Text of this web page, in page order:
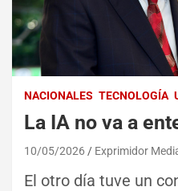
NACIONALES TECNOLOGÍA
La IA no va a
10/05/2026 Exprimidor
El otro día tuve un